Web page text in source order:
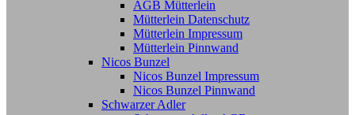
AGB Mütterlein
Mütterlein Datenschutz
Mütterlein Impressum
Mütterlein Pinnwand
Nicos Bunzel
Nicos Bunzel Impressum
Nicos Bunzel Pinnwand
Schwarzer Adler